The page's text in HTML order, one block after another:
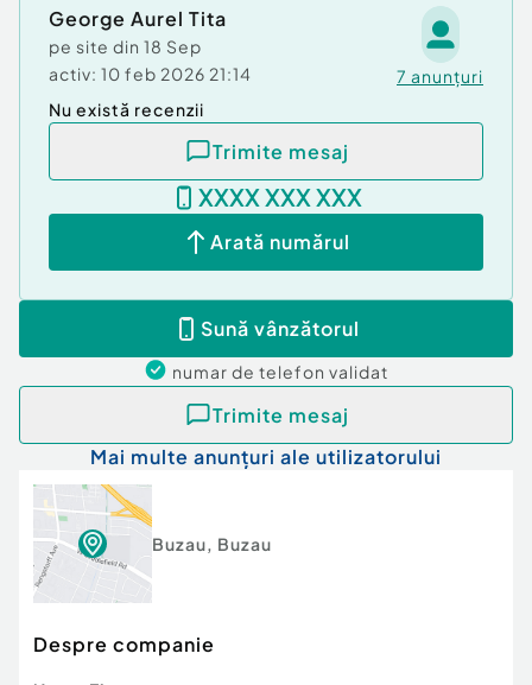
3. Situatia juridica:
Liber de sarcini ;
Documentatie cadastrala .
ID ACTIV IMOB:232285
Bloc de apartamente
George Aurel Tita
pe site din 18 Sep
activ: 10 feb 2026 21:14 7 anunțuri
Nu există recenzii
Trimite mesaj
XXXX XXX XXX
Arată numărul
Sună vânzătorul
numar de telefon validat
Trimite mesaj
Mai multe anunțuri ale utilizatorului
Buzau, Buzau
Despre companie